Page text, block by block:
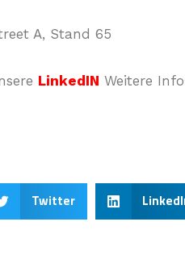
A, Stand 65
LinkedIN Weitere
Twitter